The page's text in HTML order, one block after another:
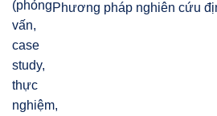
Phương pháp nghiên cứu